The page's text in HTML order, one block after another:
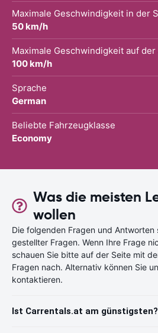
Maximale Geschwindigkeit in der
50 km/h
Maximale Geschwindigkeit auf der
100 km/h
Sprache
German
Beliebte Fahrzeugklasse
Economy
Was die meisten
wollen
Die folgenden Fragen und Antworten
gestellter Fragen. Wenn Ihre Frage
schauen Sie bitte auf der Seite mit
Fragen nach. Alternativ können Sie
kontaktieren.
Ist Carrentals.at am günstigsten?